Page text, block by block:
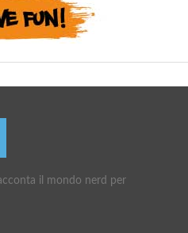
il mondo nerd per